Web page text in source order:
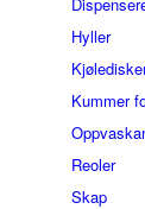
Hyller
Kummer
Reoler
Skap